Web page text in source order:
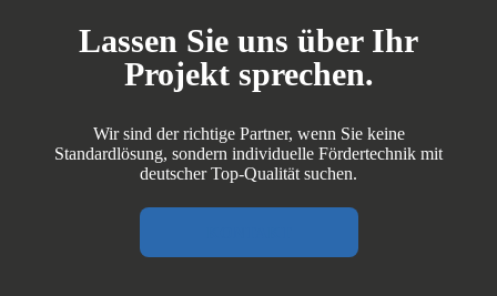
Lassen Sie uns über Ihr
Projekt sprechen.
Wir sind der richtige Partner, wenn Sie keine
Standardlösung, sondern individuelle Fördertechnik mit
deutscher Top‑Qualität suchen.